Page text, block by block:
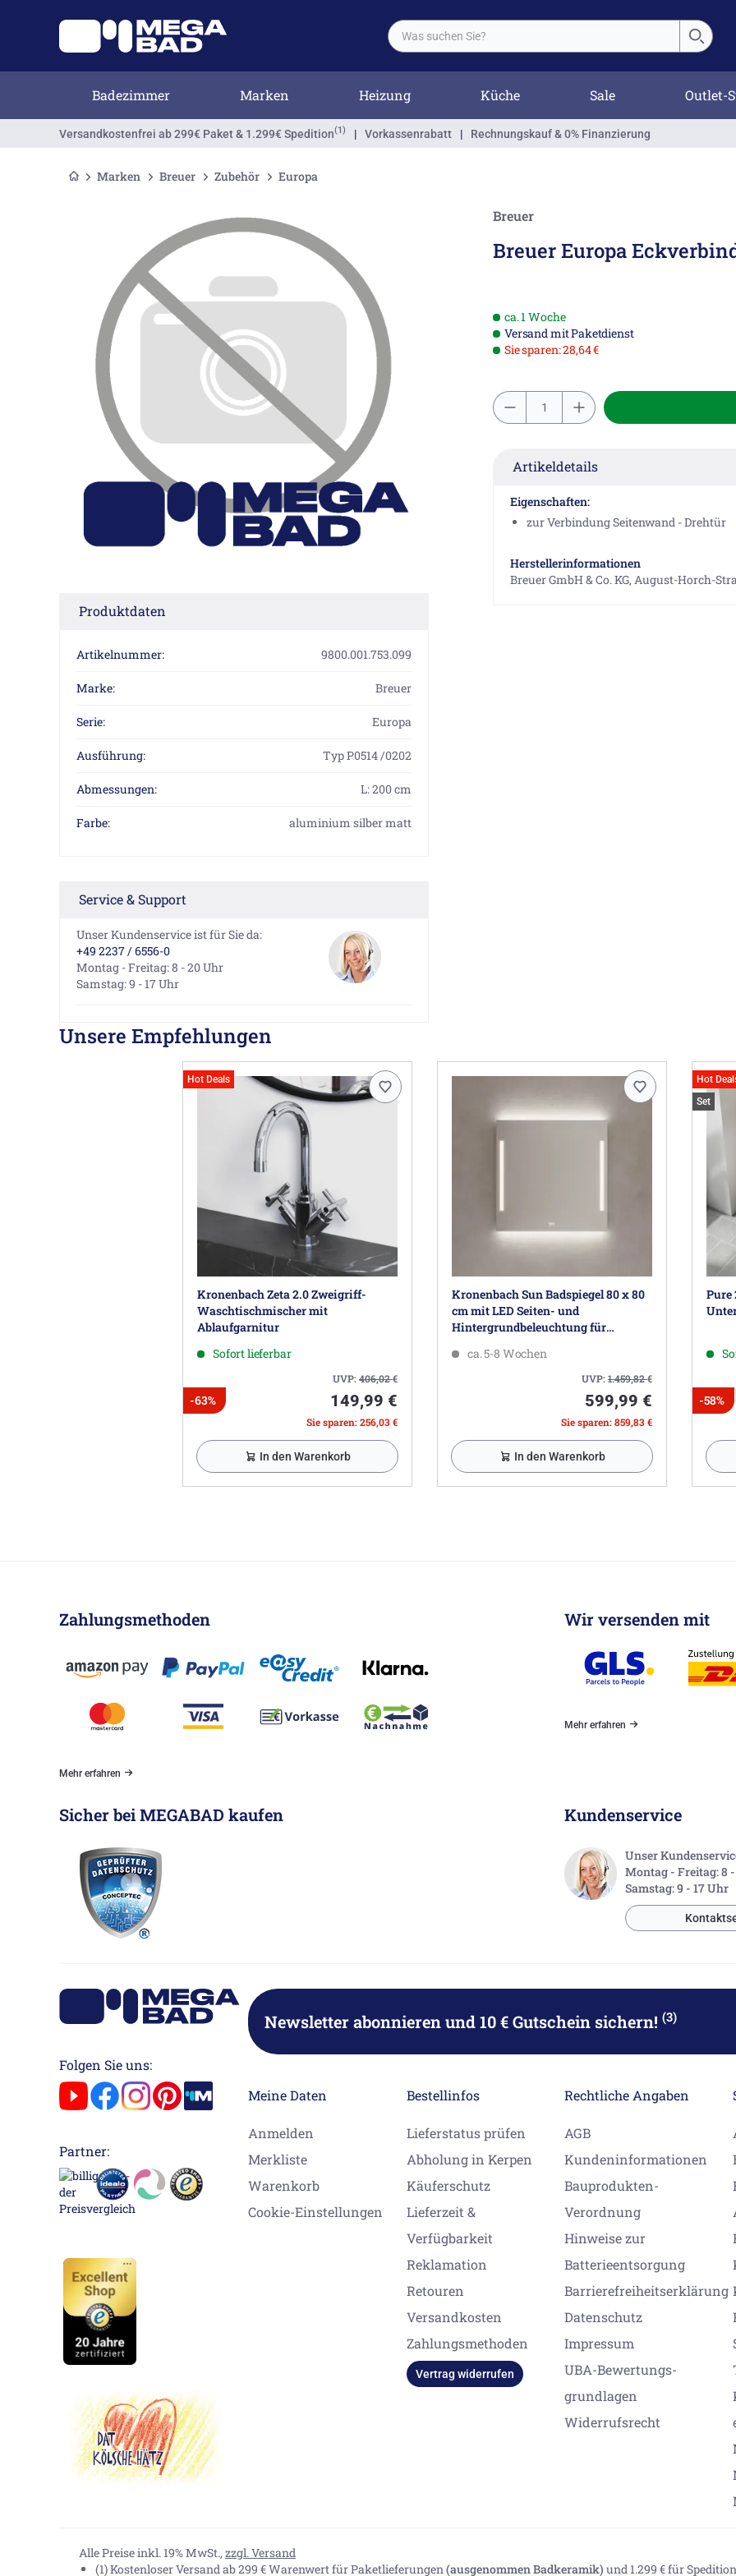
Badezimmer Marken Heizung Küche Sale Outlet-
Versandkostenfrei ab 299€ Paket & 1.299€ Spedition(1) | Vorkassenrabatt | Rechnungskauf & 0% Finanzierung
Marken Breuer Zubehör Europa
Produktdaten
Artikelnummer: 9800.001.753.099
Marke: Breuer
Serie: Europa
Ausführung: Typ P0514 /0202
Abmessungen: L: 200 cm
Farbe: aluminium silber matt
Service & Support
Unser Kundenservice ist für Sie da:
+49 2237 / 6556-0
Montag - Freitag: 8 - 20 Uhr
Samstag: 9 - 17 Uhr
Breuer
Breuer Europa
ca. 1 Woche
Versand mit Paketdienst
Sie sparen: 28,64 €
Artikeldetails
Eigenschaften:
zur Verbindung Seitenwand - Drehtür
Herstellerinformationen
Breuer GmbH & Co. KG, August-Horch-
Unsere Empfehlungen
Hot Deals
Kronenbach Zeta 2.0 Zweigriff-
Waschtischmischer mit
Ablaufgarnitur
Sofort lieferbar
UVP:406,02€
-63% 149,99 €
Sie sparen: 256,03 €
In den Warenkorb
Kronenbach Sun Badspiegel 80 x 80
cm mit LED Seiten- und
Hintergrundbeleuchtung für
ca. 5-8 Wochen
UVP:1.459,82€
599,99 €
Sie sparen: 859,83 €
In den Warenkorb
Hot
Set
Pure
-58%
Zahlungsmethoden
Mehr erfahren
Wir versenden mit
Mehr erfahren
Sicher bei MEGABAD kaufen Kundenservice
Unser
Montag - Freitag: 8
Samstag: 9 - 17 Uhr
Folgen Sie uns:
Partner:
Newsletter abonnierenund 10 € Gutschein sichern! (3)
Meine Daten
Anmelden
Merkliste
Warenkorb
Cookie-Einstellungen
Bestellinfos
Lieferstatus prüfen
Abholung in Kerpen
Käuferschutz
Lieferzeit &
Verfügbarkeit
Reklamation
Retouren
Versandkosten
Zahlungsmethoden
Vertrag widerrufen
Rechtliche Angaben
AGB
Kundeninformationen
Bauprodukten-
Verordnung
Hinweise zur
Batterieentsorgung
Barrierefreiheitserklärung
Datenschutz
Impressum
UBA-Bewertungs-
grundlagen
Widerrufsrecht
Alle Preise inkl. 19% MwSt., zzgl. Versand
(1) Kostenloser Versand ab 299 € Warenwert für Paketlieferungen (ausgenommen Badkeramik) und 1.299 € für